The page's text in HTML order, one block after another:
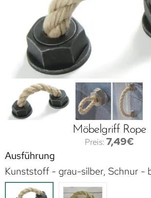
Möbelgriff Rope
7,49€
Ausführung
Kunststoff - grau-silber, Schnur -